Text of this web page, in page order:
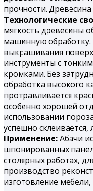
прочности. Древесина
Технологические
мягкость древесины
машинную обработку.
выкрашивания
инструменты с
кромками. Без
обработка высокого
протравливается
особенно хорошей
использовании
успешно склеивается,
Применение:Абачи
шпонированных
столярных работах,
производство
изготовление